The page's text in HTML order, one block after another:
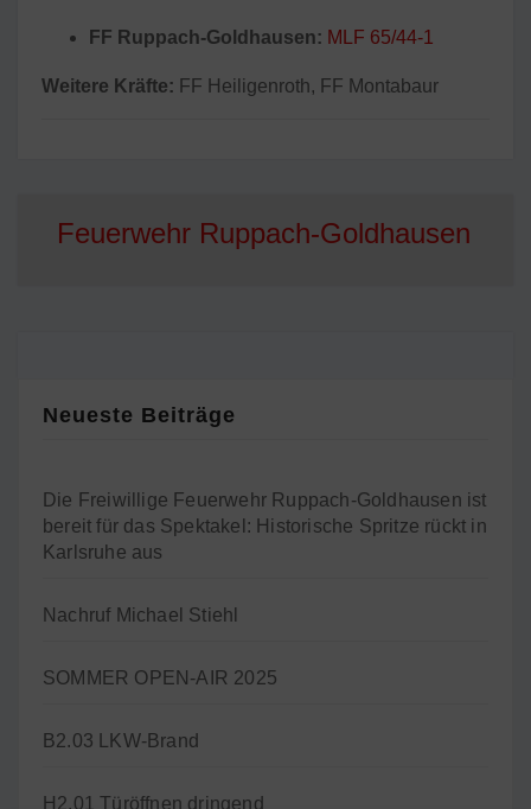
FF Ruppach-Goldhausen: MLF 65/44-1
Weitere Kräfte: FF Heiligenroth, FF Montabaur
Feuerwehr Ruppach-Goldhausen
Neueste Beiträge
Die Freiwillige Feuerwehr Ruppach-Goldhausen ist
bereit für das Spektakel: Historische Spritze rückt in
Karlsruhe aus
Nachruf Michael Stiehl
SOMMER OPEN-AIR 2025
B2.03 LKW-Brand
H2.01 Türöffnen dringend